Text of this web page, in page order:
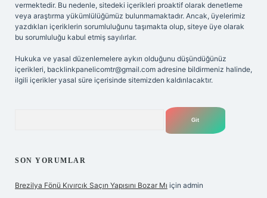
vermektedir. Bu nedenle, sitedeki içerikleri proaktif olarak denetleme
veya araştırma yükümlülüğümüz bulunmamaktadır. Ancak, üyelerimiz
yazdıkları içeriklerin sorumluluğunu taşımakta olup, siteye üye olarak
bu sorumluluğu kabul etmiş sayılırlar.
Hukuka ve yasal düzenlemelere aykırı olduğunu düşündüğünüz
içerikleri, backlinkpanelicomtr@gmail.com adresine bildirmeniz halinde,
ilgili içerikler yasal süre içerisinde sitemizden kaldırılacaktır.
SON YORUMLAR
Brezilya Fönü Kıvırcık Saçın Yapısını Bozar Mı için admin